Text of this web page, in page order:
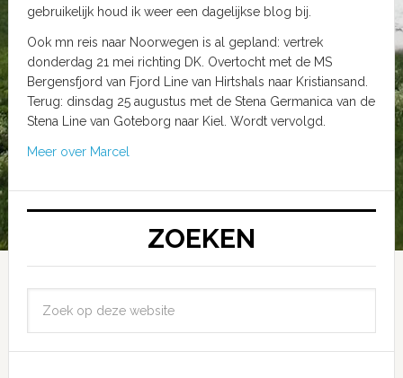
gebruikelijk houd ik weer een dagelijkse blog bij.
Ook mn reis naar Noorwegen is al gepland: vertrek
donderdag 21 mei richting DK. Overtocht met de MS
Bergensfjord van Fjord Line van Hirtshals naar Kristiansand.
Terug: dinsdag 25 augustus met de Stena Germanica van de
Stena Line van Goteborg naar Kiel. Wordt vervolgd.
Meer over Marcel
ZOEKEN